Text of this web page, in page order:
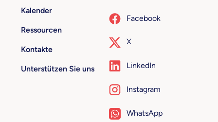
Kalender
Ressourcen
Kontakte
Unterstützen Sie uns
Facebook
X
LinkedIn
Instagram
WhatsApp